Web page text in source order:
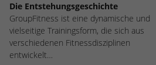
Die Entstehungsgeschichte
GroupFitness ist eine dynamische und
vielseitige Trainingsform, die sich aus
verschiedenen Fitnessdisziplinen
entwickelt…
Laufzeit 1 Minute
Zweck
Dieser Cookie
nach Alter,